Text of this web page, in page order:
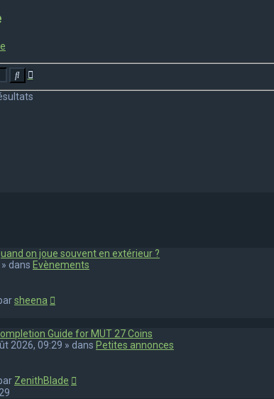
Rechercher
Recherche
on joue souvent en extérieur ?
dans Evènements
sheena
Guide for MUT 27 Coins
2026, 09:29 » dans Petites annonces
ZenithBlade